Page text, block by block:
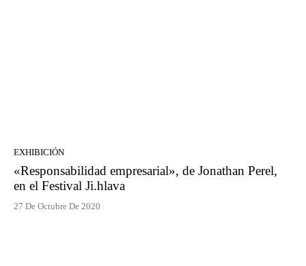
EXHIBICIÓN
«Responsabilidad empresarial», de Jonathan Perel,
en el Festival Ji.hlava
27 De Octubre De 2020